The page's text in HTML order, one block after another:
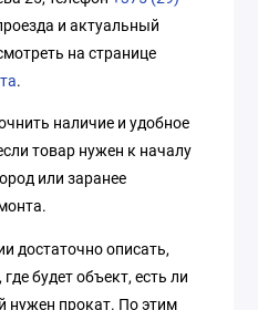
и актуальный
на странице
.
наличие и удобное
товар нужен к началу
или заранее
достаточно описать,
будет объект, есть ли
нужен прокат. По этим